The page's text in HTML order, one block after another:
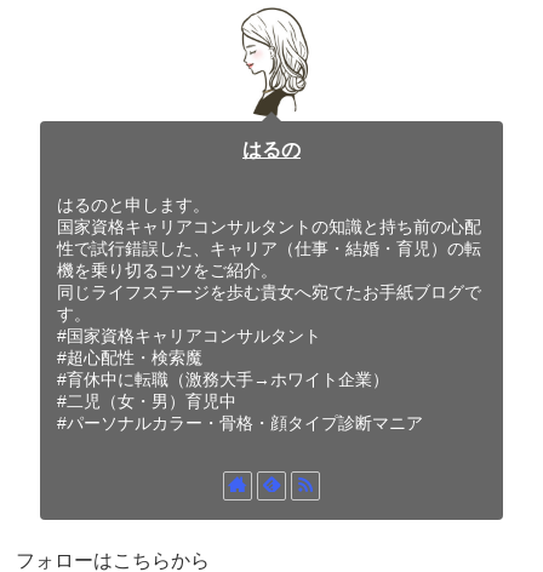
はるの
はるのと申します。
国家資格キャリアコンサルタントの知識と持ち前の心配
性で試行錯誤した、キャリア（仕事・結婚・育児）の転
機を乗り切るコツをご紹介。
同じライフステージを歩む貴女へ宛てたお手紙ブログで
す。
#国家資格キャリアコンサルタント
#超心配性・検索魔
#育休中に転職（激務大手→ホワイト企業）
#二児（女・男）育児中
#パーソナルカラー・骨格・顔タイプ診断マニア
フォローはこちらから